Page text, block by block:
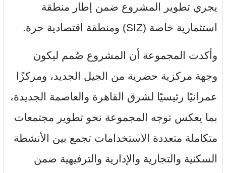
يجري تطوير المشروع ضمن إطار منطقة
استثمارية خاصة (SIZ) ومنطقة اقتصادية حرة.
وأكدت المجموعة أن المشروع صُمم ليكون
وجهة مركزية حضرية من الجيل الجديد، ومركزًا
عمرانيًا رئيسيًا لشرق القاهرة والعاصمة الجديدة،
بما يعكس توجه المجموعة نحو تطوير مجتمعات
متكاملة متعددة الاستخدامات تجمع بين الأنشطة
السكنية والتجارية والإدارية والترفيهية ضمن